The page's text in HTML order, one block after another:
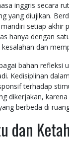
inggris secara
yang diujikan.
setiap
hanya dengan
dan
bahan
Kedisiplinan
terhadap
dikerjakan,
berbeda di
dan